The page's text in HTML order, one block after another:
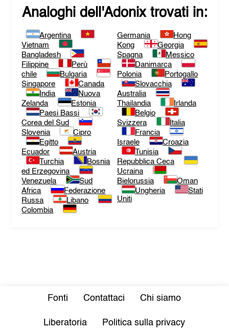
Analoghi dell'Adonixtrovati in:
Argentina
Vietnam
Bangladesh
Filippine
Perù
chile
Bulgaria
Singapore
Canada
India
Nuova
Zelanda
Estonia
Paesi Bassi
Corea del Sud
Slovenia
Cipro
Egitto
Ecuador
Austria
Turchia
Bosnia
ed Erzegovina
Venezuela
Sud
Africa
Federazione
Russa
Libano
Colombia
Germania
Hong
Kong
Georgia
Spagna
Messico
Danimarca
Polonia
Portogallo
Slovacchia
Australia
Thailandia
Irlanda
Belgio
Svizzera
Italia
Francia
Israele
Croazia
Tunisia
Repubblica Ceca
Ucraina
Bielorussia
Oman
Ungheria
Stati
Uniti
Fonti Contattaci Chi siamo
Liberatoria Politica sulla privacy